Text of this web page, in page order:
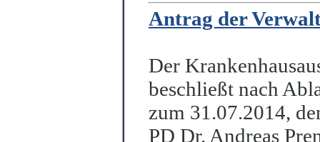
Antrag der
Der
beschließt nach
zum 31.07.2014,
PD Dr. Andreas